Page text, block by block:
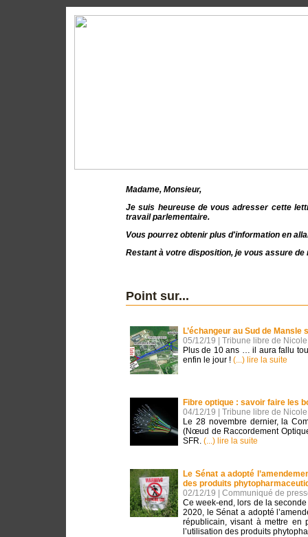
Madame, Monsieur,
Je suis heureuse de vous adresser cette
travail parlementaire.
Vous pourrez obtenir plus d'information en
Restant à votre disposition, je vous assure
Point sur...
L’échangeur au Sud de
05/12/19 | Tribune libre de
Plus de 10 ans … il aura fallu
enfin le jour ! (...) lire la suite
Fibre optique : savoir faire les
04/12/19 | Tribune libre de
Le 28 novembre dernier, la
(Nœud de Raccordement
SFR. (...) lire la suite
Le Sénat a adopté
des produits
02/12/19 | Communiqué de
Ce week-end, lors de la
2020, le Sénat a adopté
républicain, visant à mettre en
l’utilisation des produits